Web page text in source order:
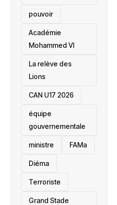
pouvoir
Académie
Mohammed VI
La relève des
Lions
CAN U17 2026
équipe
gouvernementale
ministre FAMa
Diéma
Terroriste
Grand Stade